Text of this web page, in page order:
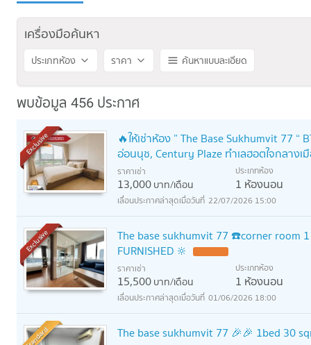
เครื่องมือค้นหา
ประเภทห้อง ราคา ค้นหาแบบละเอียด
พบข้อมูล 456 ประกาศ
Exclusive
🔥ให้เช่าห้อง ” The Base Sukhumvit 77
อ่อนนุช, Century Plaze ทำเลฮอตใจกลางเ
ราคาเช่า
13,000บาท/เดือน
ประเภทห้อง
1 ห้องนอน
22/07/2026 15:00
Exclusive
The base sukhumvit 77 ☎️corner room
FURNISHED 🔆
ราคาเช่า
15,500บาท/เดือน
ประเภทห้อง
1 ห้องนอน
01/06/2026 18:00
Standard The base sukhumvit 77 🎉🎉 1bed 30